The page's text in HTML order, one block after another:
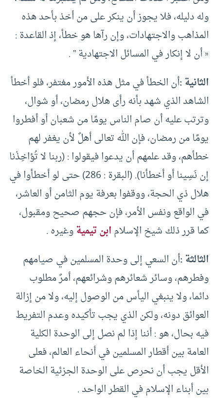
وله دليله، فلا يجوز أن ينكر على من أخذ بأحد هذه
المذاهب والاجتهادات، وإن رآها هو خطأ، إذ القاعدة :
« أن لا إنكار في المسائل الاجتهادية ” .
الثانية :أن الخطأ في مثل هذه الأمور مغتفر، فلو أخطأ
الشاهد الذي شهد بأنه رأى هلال رمضان، أو شوال،
وترتب عليه أن صام الناس يومًا من شعبان أو أفطروا
يومًا من رمضان، فإن الله تعالى أهلٌ لأن يغفر لهم
خطأهم، وقد علمهم أن يدعوا فيقولوا : (ربنا لا تُؤاخِذْنا
إن نَسِينا أو أخطأنا). (البقرة : 286) حتى لو أخطأوا في
هلال ذي الحجة، ووقفوا بعرفة يوم الثامن أو العاشر،
في الواقع ونفس الأمر، فإن حجهم صحيح ومقبول،
كما قرر ذلك شيخ الإسلامابن تيميةوغيره .
الثالثة :أن السعي إلى وحدة المسلمين في صيامهم
وفطرهم، وسائر شعائرهم وشرائعهم، أمرٌ مطلوب
دائما، ولا ينبغي اليأس من الوصول إليه، ولا من إزالة
العوائق دونه، ولكن الذي يجب تأكيده وعدم التفريط
فيه بحال، هو : أننا إذا لم نصل إلى الوحدة الكلية
العامة بين أقطار المسلمين في أنحاء العالم، فعلى
الأقل يجب أن نحرص على الوحدة الجزئية الخاصة
بين أبناء الإسلام في القطر الواحد .